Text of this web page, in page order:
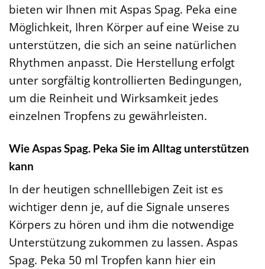
bieten wir Ihnen mit Aspas Spag. Peka eine
Möglichkeit, Ihren Körper auf eine Weise zu
unterstützen, die sich an seine natürlichen
Rhythmen anpasst. Die Herstellung erfolgt
unter sorgfältig kontrollierten Bedingungen,
um die Reinheit und Wirksamkeit jedes
einzelnen Tropfens zu gewährleisten.
Wie Aspas Spag. Peka Sie im Alltag unterstützen
kann
In der heutigen schnelllebigen Zeit ist es
wichtiger denn je, auf die Signale unseres
Körpers zu hören und ihm die notwendige
Unterstützung zukommen zu lassen. Aspas
Spag. Peka 50 ml Tropfen kann hier ein